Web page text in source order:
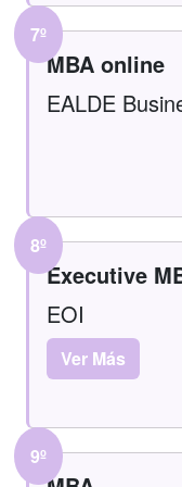
7º
MBA online
EALDE
8º
Executive
EOI
Ver Más
9º